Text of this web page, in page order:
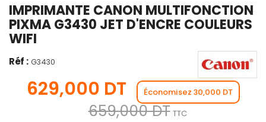
IMPRIMANTE CANON MULTIFONCTION
PIXMA G3430 JET D'ENCRE COULEURS
WIFI
Réf : G3430
629,000 DT Économisez 30,000 DT
659,000 DT TTC